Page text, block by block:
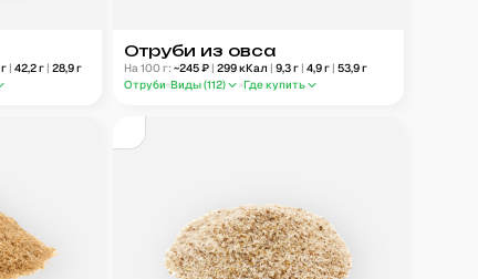
г | 42,2г | 28,9г
Отруби из овса
На 100 г: ~245₽ | 299кКал | 9,3г | 4,9г | 53,9г
Отруби Виды (112) Где купить